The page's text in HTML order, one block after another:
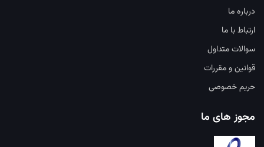
درباره ما
ارتباط با ما
سوالات متداول
قوانین و مقررات
حریم خصوصی
مجوز های ما